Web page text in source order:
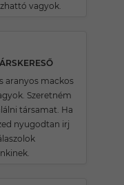
vagyok.
aranyos mackos
Szeretném
társamat. Ha
nyugodtan irj